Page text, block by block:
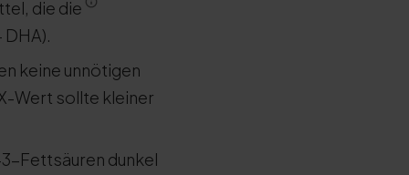
die die
keine unnötigen
Wert sollte kleiner
Fettsäuren dunkel